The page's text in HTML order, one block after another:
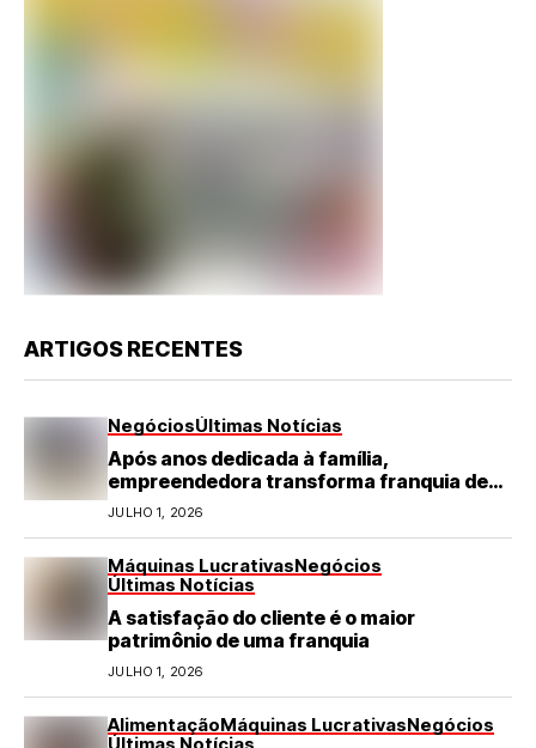
ARTIGOS RECENTES
NegóciosÚltimas Notícias
Após anos dedicada à família,
empreendedora transforma franquia de
turismo em negócio de destaque no RN
JULHO 1, 2026
Máquinas LucrativasNegócios
Últimas Notícias
A satisfação do cliente é o maior
patrimônio de uma franquia
JULHO 1, 2026
AlimentaçãoMáquinas LucrativasNegócios